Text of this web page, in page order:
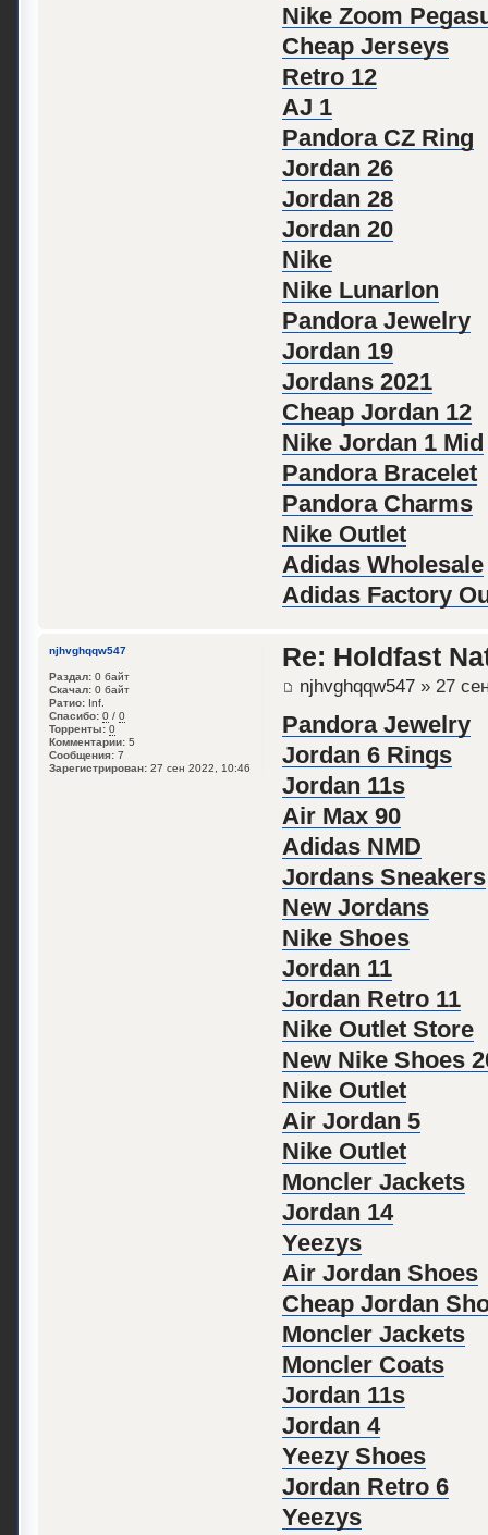
Nike Zoom
Cheap Jerseys
Retro 12
AJ 1
Pandora CZ Ring
Jordan 26
Jordan 28
Jordan 20
Nike
Nike Lunarlon
Pandora Jewelry
Jordan 19
Jordans 2021
Cheap Jordan 12
Nike Jordan 1 Mid
Pandora Bracelet
Pandora Charms
Nike Outlet
Adidas Wholesale
Adidas Factory
Re: Holdfast
njhvghqqw547» 27
Pandora Jewelry
Jordan 6 Rings
Jordan 11s
Air Max 90
Adidas NMD
Jordans Sneakers
New Jordans
Nike Shoes
Jordan 11
Jordan Retro 11
Nike Outlet Store
New Nike Shoes
Nike Outlet
Air Jordan 5
Nike Outlet
Moncler Jackets
Jordan 14
Yeezys
Air Jordan Shoes
Cheap Jordan
Moncler Jackets
Moncler Coats
Jordan 11s
Jordan 4
Yeezy Shoes
Jordan Retro 6
Yeezys
njhvghqqw547
Раздал: 0 байт
Скачал: 0 байт
Ратио: Inf.
Спасибо: 0 / 0
Торренты: 0
Комментарии: 5
Сообщения: 7
Зарегистрирован: 27 сен 2022, 10:46